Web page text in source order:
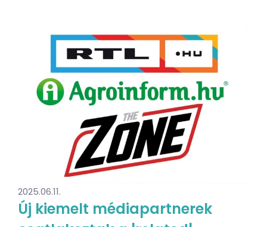
2025.06.11.
Új kiemelt médiapartnerek